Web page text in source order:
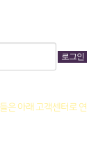
은 아래 고객센터로 연